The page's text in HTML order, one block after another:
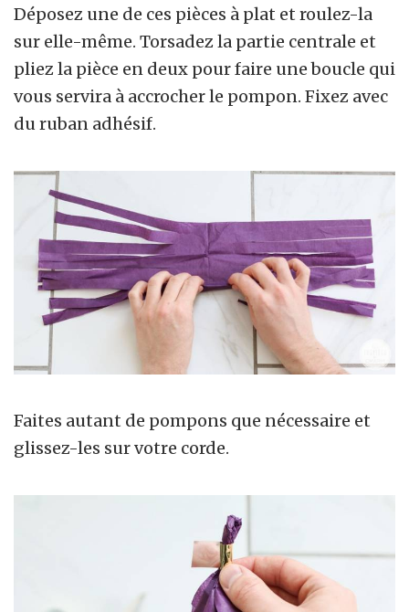
Déposez une de ces pièces à plat et roulez-la
sur elle-même. Torsadez la partie centrale et
pliez la pièce en deux pour faire une boucle qui
vous servira à accrocher le pompon. Fixez avec
du ruban adhésif.
Faites autant de pompons que nécessaire et
glissez-les sur votre corde.